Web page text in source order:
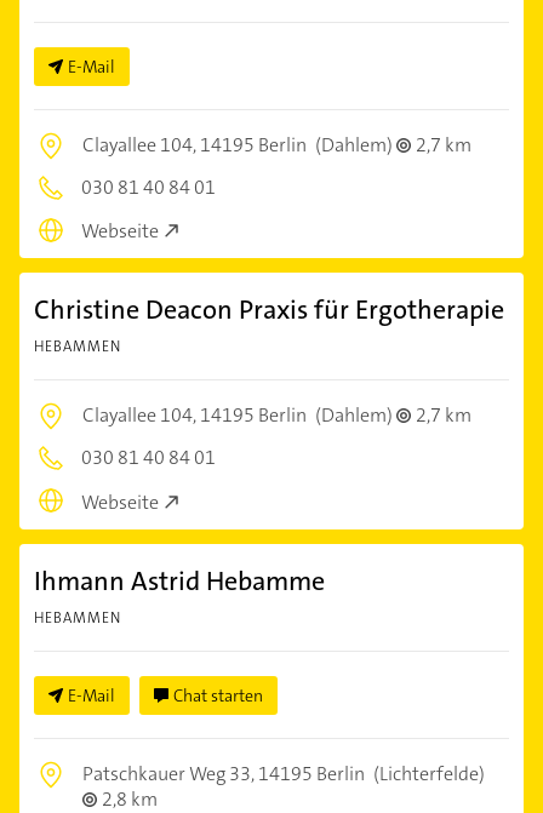
E-Mail
Clayallee 104,14195 Berlin (Dahlem)
2,7 km
030 81 40 84 01
Webseite
Christine Deacon Praxis für Ergotherapie
HEBAMMEN
Clayallee 104,14195 Berlin (Dahlem)
2,7 km
030 81 40 84 01
Webseite
Ihmann Astrid Hebamme
HEBAMMEN
E-Mail Chat starten
Patschkauer Weg 33,14195 Berlin (Lichterfelde)
2,8 km